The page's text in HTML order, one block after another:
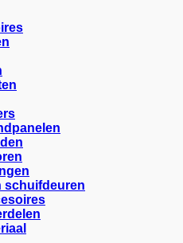
schuifdeuren